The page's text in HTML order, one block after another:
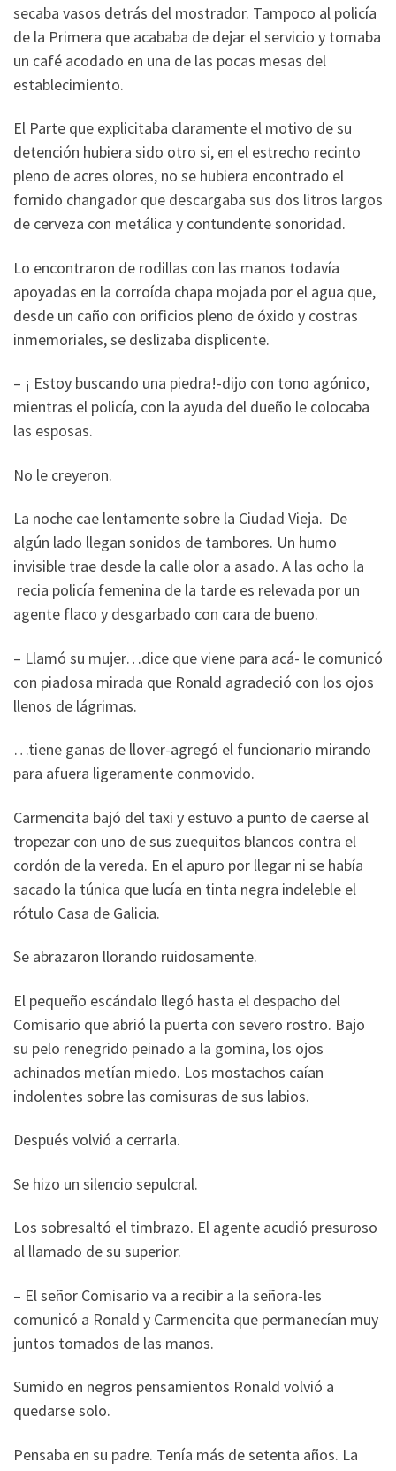
secaba vasos detrás del mostrador. Tampoco al policía
de la Primera que acababa de dejar el servicio y tomaba
un café acodado en una de las pocas mesas del
establecimiento.
El Parte que explicitaba claramente el motivo de su
detención hubiera sido otro si, en el estrecho recinto
pleno de acres olores, no se hubiera encontrado el
fornido changador que descargaba sus dos litros largos
de cerveza con metálica y contundente sonoridad.
Lo encontraron de rodillas con las manos todavía
apoyadas en la corroída chapa mojada por el agua que,
desde un caño con orificios pleno de óxido y costras
inmemoriales, se deslizaba displicente.
– ¡ Estoy buscando una piedra!-dijo con tono agónico,
mientras el policía, con la ayuda del dueño le colocaba
las esposas.
No le creyeron.
La noche cae lentamente sobre la Ciudad Vieja. De
algún lado llegan sonidos de tambores. Un humo
invisible trae desde la calle olor a asado. A las ocho la
recia policía femenina de la tarde es relevada por un
agente flaco y desgarbado con cara de bueno.
– Llamó su mujer…dice que viene para acá- le comunicó
con piadosa mirada que Ronald agradeció con los ojos
llenos de lágrimas.
…tiene ganas de llover-agregó el funcionario mirando
para afuera ligeramente conmovido.
Carmencita bajó del taxi y estuvo a punto de caerse al
tropezar con uno de sus zuequitos blancos contra el
cordón de la vereda. En el apuro por llegar ni se había
sacado la túnica que lucía en tinta negra indeleble el
rótulo Casa de Galicia.
Se abrazaron llorando ruidosamente.
El pequeño escándalo llegó hasta el despacho del
Comisario que abrió la puerta con severo rostro. Bajo
su pelo renegrido peinado a la gomina, los ojos
achinados metían miedo. Los mostachos caían
indolentes sobre las comisuras de sus labios.
Después volvió a cerrarla.
Se hizo un silencio sepulcral.
Los sobresaltó el timbrazo. El agente acudió presuroso
al llamado de su superior.
– El señor Comisario va a recibir a la señora-les
comunicó a Ronald y Carmencita que permanecían muy
juntos tomados de las manos.
Sumido en negros pensamientos Ronald volvió a
quedarse solo.
Pensaba en su padre. Tenía más de setenta años. La